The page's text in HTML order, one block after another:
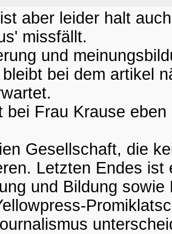
aber leider halt
missfällt.
und
bei dem artikel
bei Frau Krause
Gesellschaft, die
Letzten Endes
und Bildung